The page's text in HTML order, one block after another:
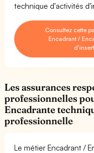
technique d'activités
Consultez cette
Encadrant /
Les assurances
professionnelles
Encadrante
professionnelle
Le métier Encadrant /